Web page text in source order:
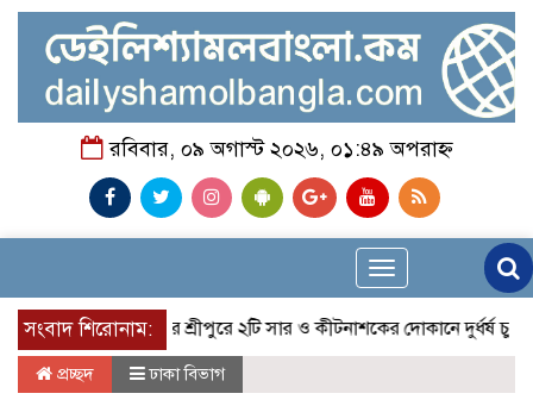
রবিবার, ০৯ অগাস্ট ২০২৬, ০১:৪৯ অপরাহ্ন
Toggle
navigation
সংবাদ শিরোনাম:
মাগুরার শ্রীপুরে ২টি সার ও কীটনাশকের দোকানে দুর্ধর্ষ চুরি
প্রচ্ছদ ঢাকা বিভাগ